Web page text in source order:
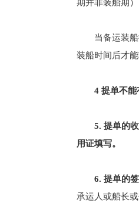
期并非装船期）
当备运装
装船时间后才
4 提单不能
5. 提单的
用证填写。
6. 提单的
承运人或船长